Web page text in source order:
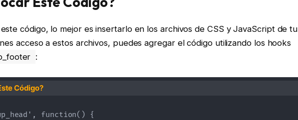
código, lo mejor es insertarlo en los archivos de CSS y JavaScript de tu
acceso a estos archivos, puedes agregar el código utilizando los hooks
:
Código?
function() {